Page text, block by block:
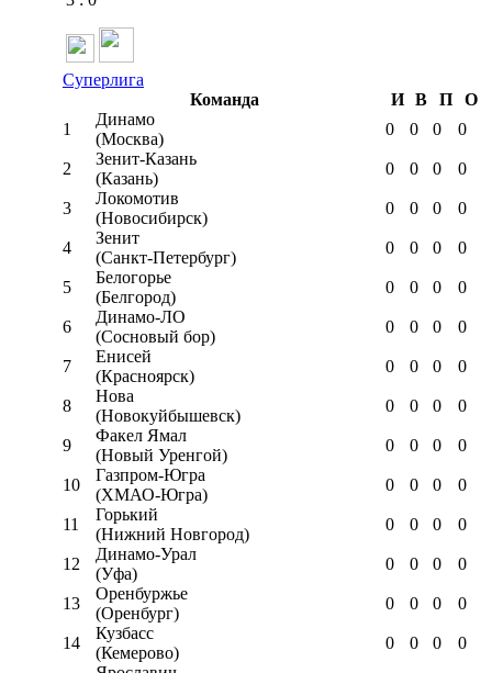
Суперлига
Команда
И В П
О
1
Динамо
(Москва)
0 0 0 0
2
Зенит-Казань
(Казань)
0 0 0 0
3
Локомотив
(Новосибирск)
0 0 0 0
4
Зенит
(Санкт-Петербург)
0 0 0 0
5
Белогорье
(Белгород)
0 0 0 0
6
Динамо-ЛО
(Сосновый бор)
0 0 0 0
7
Енисей
(Красноярск)
0 0 0 0
8
Нова
(Новокуйбышевск)
0 0 0 0
9
Факел Ямал
(Новый Уренгой)
0 0 0 0
10
Газпром-Югра
(ХМАО-Югра)
0 0 0 0
11
Горький
(Нижний Новгород)
0 0 0 0
12
Динамо-Урал
(Уфа)
0 0 0 0
13
Оренбуржье
(Оренбург)
0 0 0 0
14
Кузбасс
(Кемерово)
0 0 0 0